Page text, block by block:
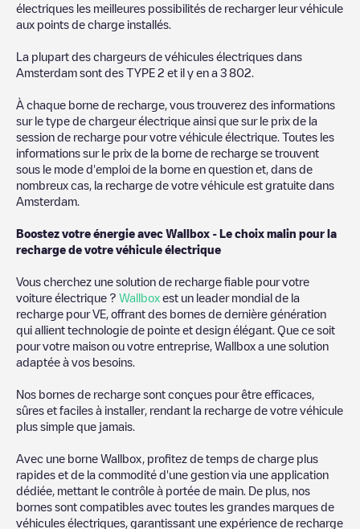
électriques les meilleures possibilités de recharger leur véhicule
aux points de charge installés.
La plupart des chargeurs de véhicules électriques dans
Amsterdam sont des TYPE 2 et il y en a 3 802
À chaque borne de recharge, vous trouverez des informations
sur le type de chargeur électrique ainsi que sur le prix de la
session de recharge pour votre véhicule électrique. Toutes les
informations sur le prix de la borne de recharge se trouvent
sous le mode d'emploi de la borne en question et, dans de
nombreux cas, la recharge de votre véhicule est gratuite dans
Amsterdam
Boostez votre énergie avec Wallbox - Le choix malin pour la
recharge de votre véhicule électrique
Vous cherchez une solution de recharge fiable pour votre
voiture électrique ? Wallbox est un leader mondial de la
recharge pour VE, offrant des bornes de dernière génération
qui allient technologie de pointe et design élégant. Que ce soit
pour votre maison ou votre entreprise, Wallbox a une solution
adaptée à vos besoins.
Nos bornes de recharge sont conçues pour être efficaces,
sûres et faciles à installer, rendant la recharge de votre véhicule
plus simple que jamais.
Avec une borne Wallbox, profitez de temps de charge plus
rapides et de la commodité d'une gestion via une application
dédiée, mettant le contrôle à portée de main. De plus, nos
bornes sont compatibles avec toutes les grandes marques de
véhicules électriques, garantissant une expérience de recharge